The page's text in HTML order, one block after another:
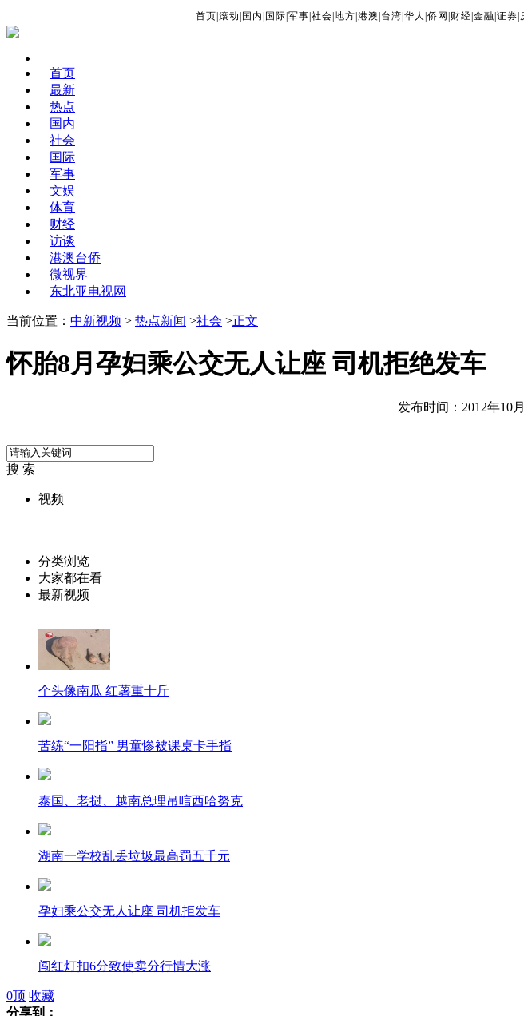
首页 滚动 国内 国际 军事 社会 地方 港澳 台湾 华人 侨网 财经 金融 证券
首页
最新
热点
国内
社会
国际
军事
文娱
体育
财经
访谈
港澳台侨
微视界
东北亚电视网
当前位置： 中新视频 > 热点新闻 >社会 >正文
怀胎8月孕妇乘公交无人让座 司机拒绝发车
发布时间：2012年10
搜 索
视频
分类浏览
大家都在看
最新视频
个头像南瓜 红薯重十斤
苦练“一阳指” 男童惨被课桌卡手指
泰国、老挝、越南总理吊唁西哈努克
湖南一学校乱丢垃圾最高罚五千元
孕妇乘公交无人让座 司机拒发车
闯红灯扣6分致使卖分行情大涨
0顶 收藏
分享到：